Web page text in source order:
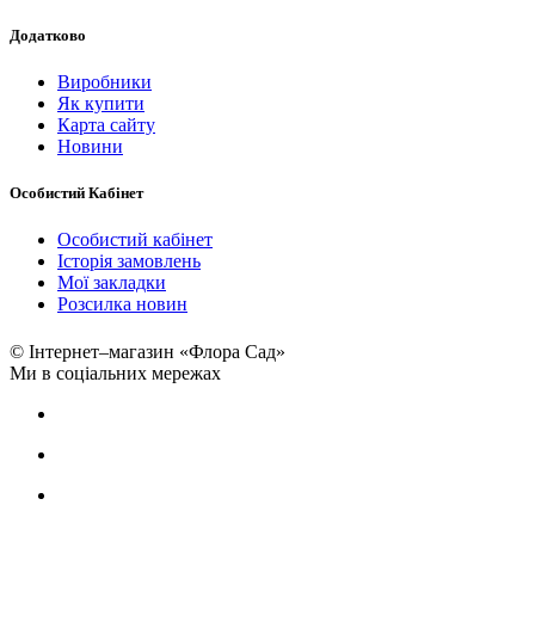
Додатково
Виробники
Як купити
Карта сайту
Новини
Особистий Кабінет
Особистий кабінет
Історія замовлень
Мої закладки
Розсилка новин
© Інтернет–магазин «Флора Сад»
Ми в соціальних мережах